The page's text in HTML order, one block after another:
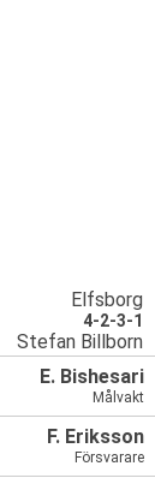
Elfsborg
4-2-3-1
Stefan Billborn
E. Bishesari
Målvakt
F. Eriksson
Försvarare